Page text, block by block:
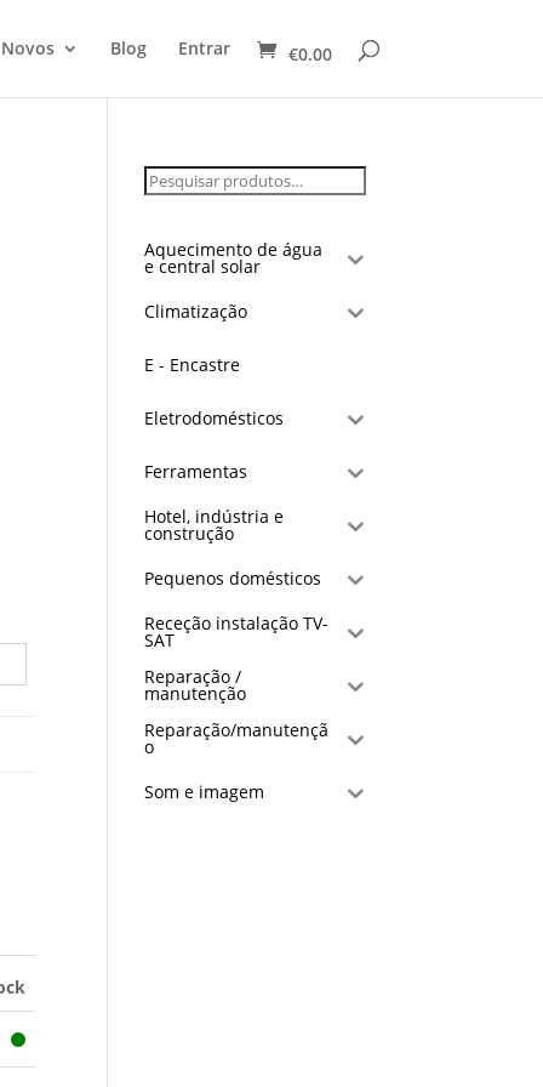
Blog Entrar €0.00
Aquecimento de água
e central solar
Climatização
E - Encastre
Eletrodomésticos
Ferramentas
Hotel, indústria e
construção
Pequenos domésticos
Receção instalação TV-
SAT
Reparação /
manutenção
Reparação/manutençã
o
Som e imagem